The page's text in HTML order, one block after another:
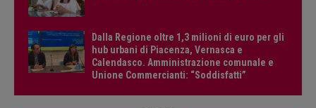
Dalla Regione oltre 1,3 milioni di euro per gli
hub urbani di Piacenza, Vernasca e
Calendasco. Amministrazione comunale e
Unione Commercianti: “Soddisfatti”